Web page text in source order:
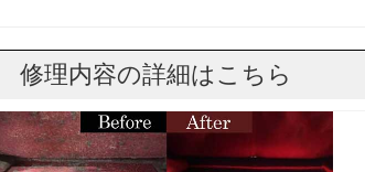
修理内容の詳細はこちら